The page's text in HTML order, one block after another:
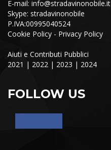
E-mail: info@stradavinonobile.it
Skype: stradavinonobile
P.IVA:00995040524
Cookie Policy - Privacy Policy
Aiuti e Contributi Pubblici
2021 | 2022 | 2023 | 2024
FOLLOW US